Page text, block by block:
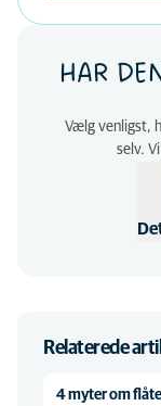
HAR
Vælg venligst,
selv.
Relaterede
4 myter om